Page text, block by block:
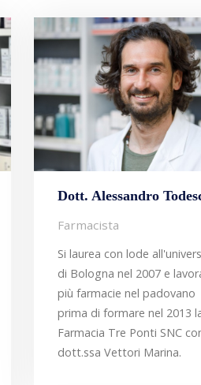
Dott. Alessandro
Farmacista
Si laurea con lode
di Bologna nel 2007 e
più farmacie nel padovano
prima di formare nel 2013
Farmacia Tre Ponti SNC
dott.ssa Vettori Marina.